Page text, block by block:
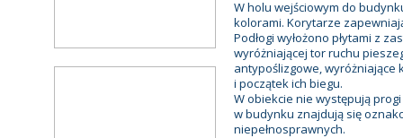
W holu wejściowym do
kolorami. Korytarze
Podłogi wyłożono płytami z
wyróżniającej tor ruchu
antypoślizgowe, wyróżniające
i początek ich biegu.
W obiekcie nie występują
w budynku znajdują się
niepełnosprawnych.